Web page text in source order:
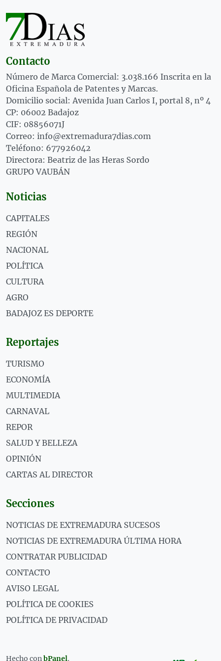
Contacto
Número de Marca Comercial: 3.038.166 Inscrita en la
Oficina Española de Patentes y Marcas.
Domicilio social: Avenida Juan Carlos I, portal 8, nº 4
CP: 06002 Badajoz
CIF: 08856071J
Correo: info@extremadura7dias.com
Teléfono: 677926042
Directora: Beatriz de las Heras Sordo
GRUPO VAUBÁN
Noticias
CAPITALES
REGIÓN
NACIONAL
POLÍTICA
CULTURA
AGRO
BADAJOZ ES DEPORTE
Reportajes
TURISMO
ECONOMÍA
MULTIMEDIA
CARNAVAL
REPOR
SALUD Y BELLEZA
OPINIÓN
CARTAS AL DIRECTOR
Secciones
NOTICIAS DE EXTREMADURA SUCESOS
NOTICIAS DE EXTREMADURA ÚLTIMA HORA
CONTRATAR PUBLICIDAD
CONTACTO
AVISO LEGAL
POLÍTICA DE COOKIES
POLÍTICA DE PRIVACIDAD
Hecho conbPanel.